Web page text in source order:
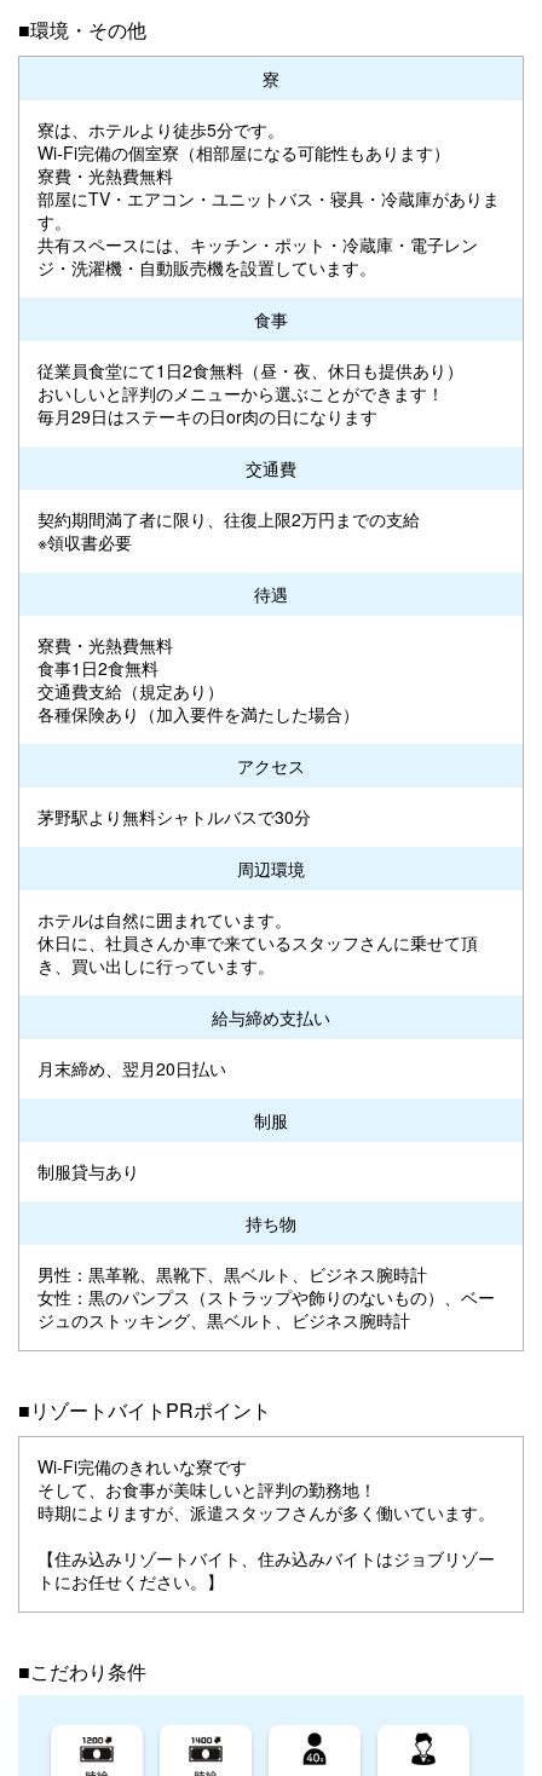
■環境・その他
寮
寮は、ホテルより徒歩5分です。
Wi-Fi完備の個室寮（相部屋になる可能性もあります）
寮費・光熱費無料
部屋にTV・エアコン・ユニットバス・寝具・冷蔵庫がありま
す。
共有スペースには、キッチン・ポット・冷蔵庫・電子レン
ジ・洗濯機・自動販売機を設置しています。
食事
従業員食堂にて1日2食無料（昼・夜、休日も提供あり）
おいしいと評判のメニューから選ぶことができます！
毎月29日はステーキの日or肉の日になります
交通費
契約期間満了者に限り、往復上限2万円までの支給
※領収書必要
待遇
寮費・光熱費無料
食事1日2食無料
交通費支給（規定あり）
各種保険あり（加入要件を満たした場合）
アクセス
茅野駅より無料シャトルバスで30分
周辺環境
ホテルは自然に囲まれています。
休日に、社員さんか車で来ているスタッフさんに乗せて頂
き、買い出しに行っています。
給与締め支払い
月末締め、翌月20日払い
制服
制服貸与あり
持ち物
男性：黒革靴、黒靴下、黒ベルト、ビジネス腕時計
女性：黒のパンプス（ストラップや飾りのないもの）、ベー
ジュのストッキング、黒ベルト、ビジネス腕時計
■リゾートバイトPRポイント
Wi-Fi完備のきれいな寮です
そして、お食事が美味しいと評判の勤務地！
時期によりますが、派遣スタッフさんが多く働いています。
【住み込みリゾートバイト、住み込みバイトはジョブリゾー
トにお任せください。】
■こだわり条件